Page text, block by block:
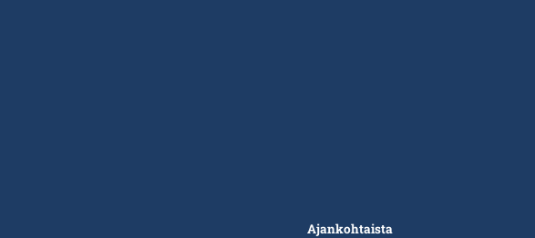
Ajankohtaista